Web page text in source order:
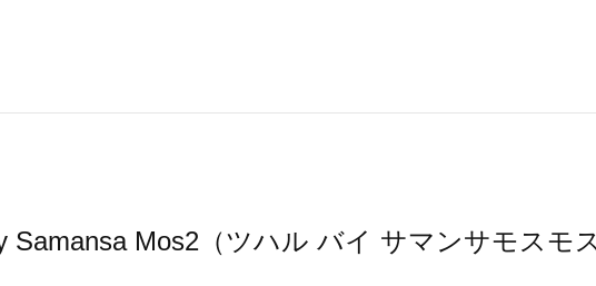
Samansa Mos2（ツハル バイ サマンサモスモ